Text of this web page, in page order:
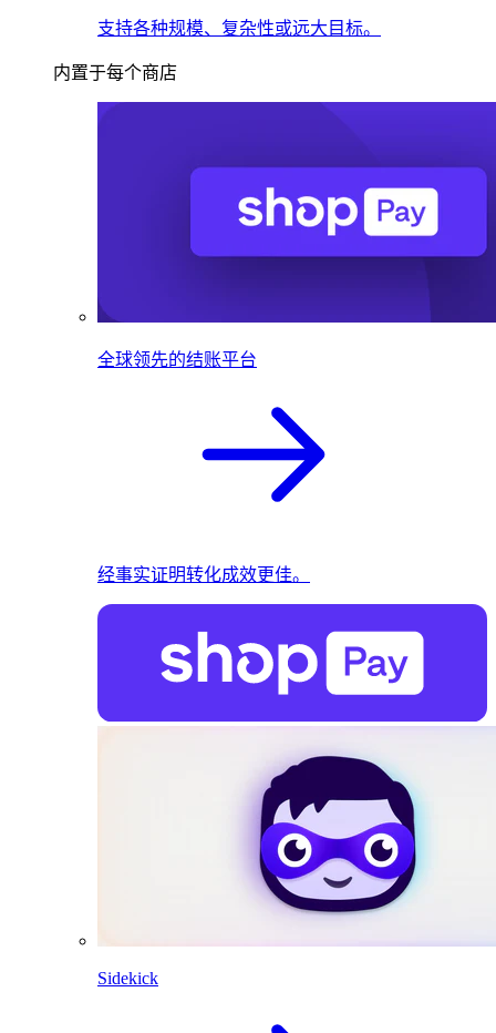
支持各种规模、复杂性或远大目标。
内置于每个商店
全球领先的结账平台
经事实证明转化成效更佳。
Sidekick